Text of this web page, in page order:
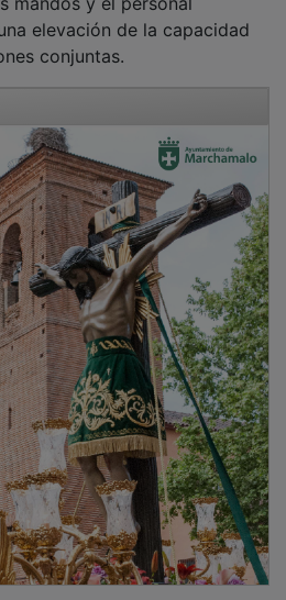
elevación de la capacidad
conjuntas.